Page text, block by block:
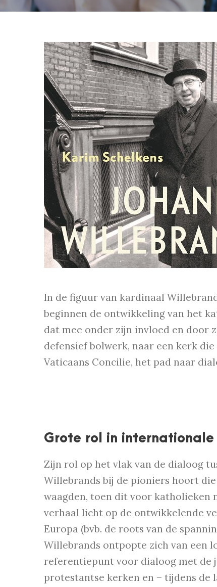
In de figuur van kardinaal
beginnen de ontwikkeling van het
dat mee onder zijn invloed en door
defensief bolwerk, naar een kerk
Vaticaans Concilie, het pad naar
Grote rol in internationale
Zijn rol op het vlak van de dialoog
Willebrands bij de pioniers hoort
waagden, toen dit voor katholieken
verhaal licht op de ontwikkelende
Europa (bvb. de roots van de
Willebrands ontpopte zich van een
referentiepunt voor dialoog met de
protestantse kerken en – tijdens de